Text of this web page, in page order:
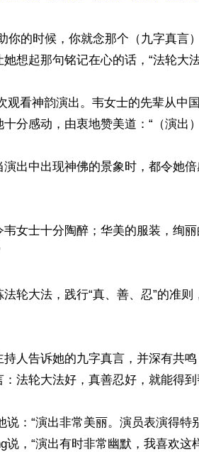
你的时候，你就念那个（九字真言
想起那句铭记在心的话，“法轮大法
观看神韵演出。韦女士的先辈从中
分感动，由衷地赞美道：“（演出
出中出现神佛的景象时，都令她
女士十分陶醉；华美的服装，绚
轮大法，践行“真、善、忍”的准则
人告诉她的九字真言，并深有共鸣
法轮大法好，真善忍好，就能得到
：“演出非常美丽。演员表演得特
说，“演出有时非常幽默，我喜欢这